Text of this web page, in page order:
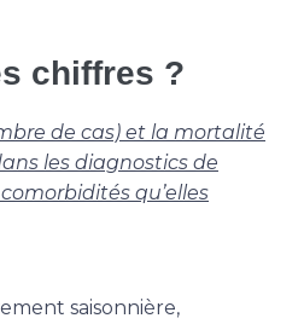
chiffres ?
de cas) et la mortalité
les diagnostics de
qu’elles
saisonnière,